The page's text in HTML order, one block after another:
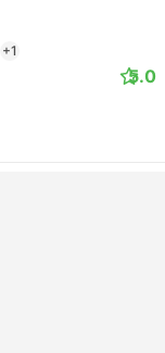
+1
5.0